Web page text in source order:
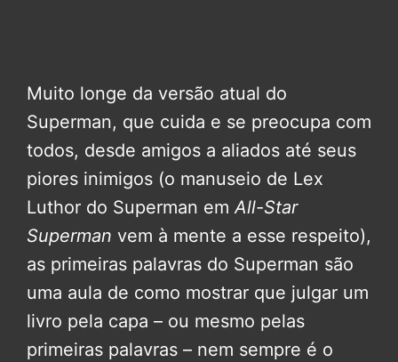
Muito longe da versão atual do
Superman, que cuida e se preocupa com
todos, desde amigos a aliados até seus
piores inimigos (o manuseio de Lex
Luthor do Superman emAll-Star
Superman vem à mente a esse respeito),
as primeiras palavras do Superman são
uma aula de como mostrar que julgar um
livro pela capa – ou mesmo pelas
primeiras palavras – nem sempre é o